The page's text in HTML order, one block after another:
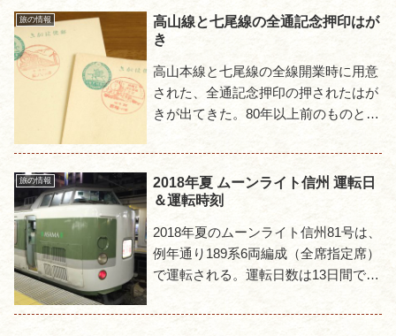
線(富岡駅~浪江...
旅の情報
高山線と七尾線の全通記念押印はが
き
高山本線と七尾線の全線開業時に用意
された、全通記念押印の押されたはが
きが出てきた。80年以上前のものとあ
なく、絵はがき等ではなく普通のはが
きで、表も裏もまっさらの状態...
旅の情報
2018年夏 ムーンライト信州 運転日
＆運転時刻
2018年夏のムーンライト信州81号は、
例年通り189系6両編成（全席指定席）
で運転される。運転日数は13日間で、
間減少している。運転日発駅発時刻着